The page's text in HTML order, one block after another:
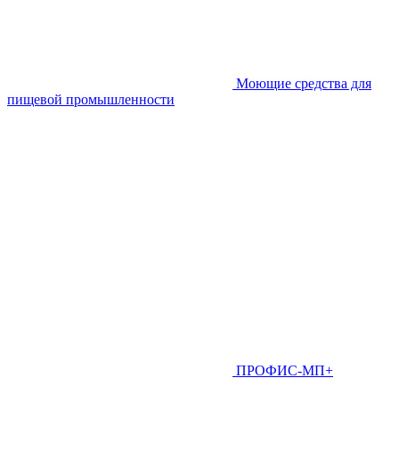
Моющие средства для
пищевой промышленности
ПРОФИС-МП+